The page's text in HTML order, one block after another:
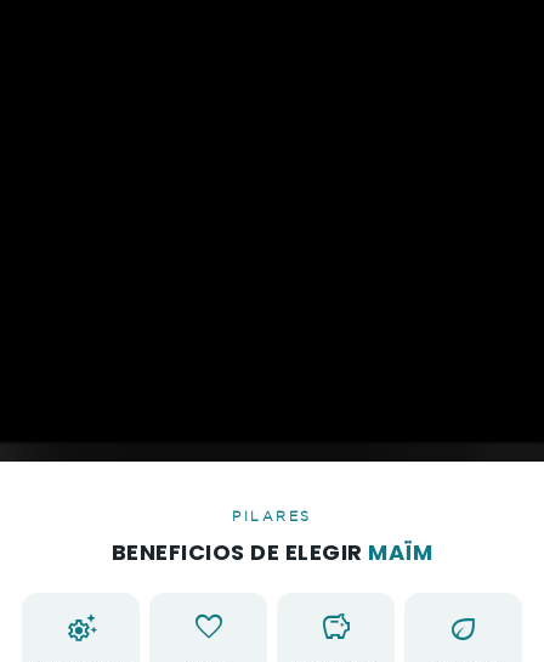
PILARES
BENEFICIOS DE ELEGIR MAÏM
settings_suggest favorite savings eco